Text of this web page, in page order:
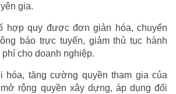
gia.
hợp quy được đơn giản hóa, chuyển
báo trực tuyến, giảm thủ tục hành
cho doanh nghiệp.
hóa, tăng cường quyền tham gia của
rộng quyền xây dựng, áp dụng đối